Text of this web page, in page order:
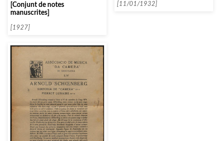
[Conjunt de notes
manuscrites]
[1927]
[11/01/1932]